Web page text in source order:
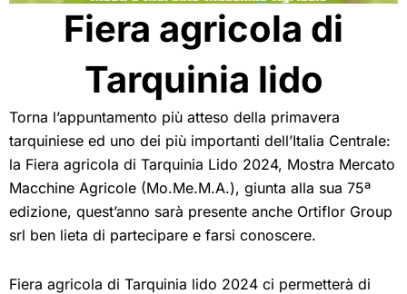
Fiera agricola di
Tarquinia lido
Torna l’appuntamento più atteso della primavera
tarquiniese ed uno dei più importanti dell’Italia Centrale:
la Fiera agricola di Tarquinia Lido 2024, Mostra Mercato
Macchine Agricole (Mo.Me.M.A.), giunta alla sua 75ª
edizione, quest’anno sarà presente anche Ortiflor Group
srl ben lieta di partecipare e farsi conoscere.
Fiera agricola di Tarquinia lido 2024 ci permetterà di